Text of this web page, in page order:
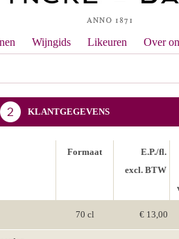
Wijngids Likeuren Over
KLANTGEGEVENS
Formaat
E.P./fl.
excl. BTW
70 cl € 13,00